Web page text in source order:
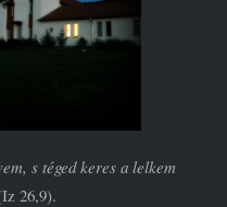
s téged keres a lelkem
26,9).